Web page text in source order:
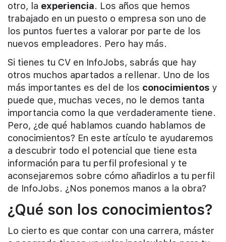
otro, la experiencia. Los años que hemos
trabajado en un puesto o empresa son uno de
los puntos fuertes a valorar por parte de los
nuevos empleadores. Pero hay más.
Si tienes tu CV en InfoJobs, sabrás que hay
otros muchos apartados a rellenar. Uno de los
más importantes es del de los conocimientos y
puede que, muchas veces, no le demos tanta
importancia como la que verdaderamente tiene.
Pero, ¿de qué hablamos cuando hablamos de
conocimientos? En este artículo te ayudaremos
a descubrir todo el potencial que tiene esta
información para tu perfil profesional y te
aconsejaremos sobre cómo añadirlos a tu perfil
de InfoJobs. ¿Nos ponemos manos a la obra?
¿Qué son los conocimientos?
Lo cierto es que contar con una carrera, máster